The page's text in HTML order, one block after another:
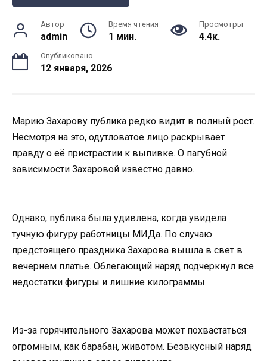
Автор
admin
Время чтения
1 мин.
Просмотры
4.4к.
Опубликовано
12 января, 2026
Марию Захарову публика редко видит в полный рост.
Несмотря на это, одутловатое лицо раскрывает
правду о её пристрастии к выпивке. О пагубной
зависимости Захаровой известно давно.
Однако, публика была удивлена, когда увидела
тучную фигуру работницы МИДа. По случаю
предстоящего праздника Захарова вышла в свет в
вечернем платье. Облегающий наряд подчеркнул все
недостатки фигуры и лишние килограммы.
Из-за горячительного Захарова может похвастаться
огромным, как барабан, животом. Безвкусный наряд